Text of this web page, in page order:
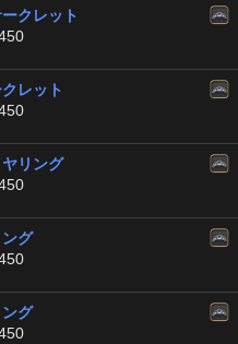
クレット
レット
リング
グ
グ